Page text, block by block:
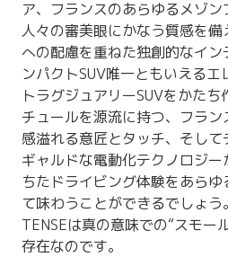
ア、フランスのあらゆるメゾ
人々の審美眼にかなう質感を
への配慮を重ねた独創的なイ
ンパクトSUV唯一ともいえる
トラグジュアリーSUVをかた
チュールを源流に持つ、フラ
感溢れる意匠とタッチ、そし
ギャルドな電動化テクノロジ
ちたドライビング体験をあら
て味わうことができるでしょ
TENSEは真の意味での“スモー
存在なのです。